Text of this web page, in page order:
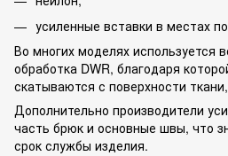
усиленные вставки в местах
Во многих моделях используется
обработка DWR, благодаря
скатываются с поверхности
Дополнительно производители
часть брюк и основные швы, что
срок службы изделия.